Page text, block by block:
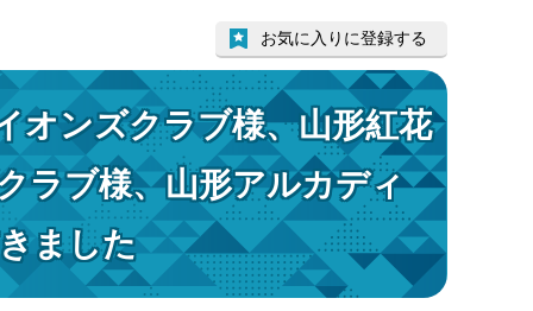
オンズクラブ様、山形紅花
ラブ様、山形アルカディ
ました
お気に入りに登録する